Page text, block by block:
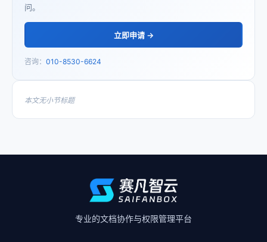
问。
立即申请 →
咨询： 010-8530-6624
本文无小节标题
专业的文档协作与权限管理平台